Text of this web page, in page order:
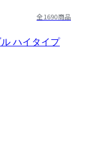
全1690商品
ハイタイプ